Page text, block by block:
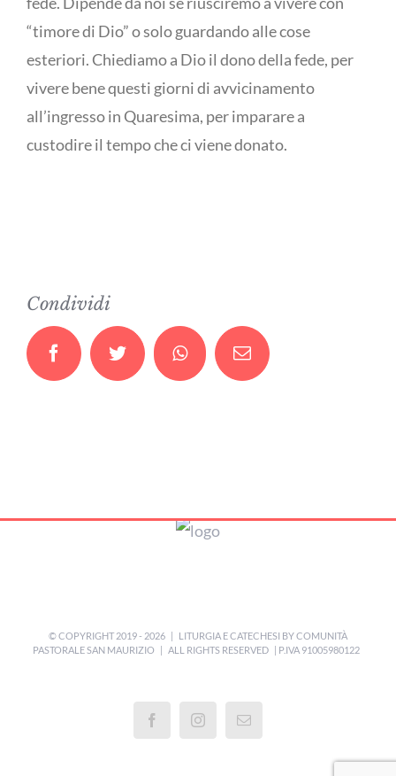
“timore di Dio” o solo guardando alle cose
esteriori. Chiediamo a Dio il dono della fede, per
vivere bene questi giorni di avvicinamento
all’ingresso in Quaresima, per imparare a
custodire il tempo che ci viene donato.
Condividi
FacebookTwitter WhatsappEmail
© COPYRIGHT 2019 - 2026 | LITURGIA E CATECHESI BYCOMUNITÀ
PASTORALE SAN MAURIZIO | ALL RIGHTS RESERVED | P.IVA 91005980122